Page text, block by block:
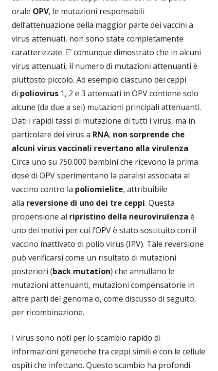
orale OPV, le mutazioni responsabili
dell’attenuazione della maggior parte dei vaccini a
virus attenuati, non sono state completamente
caratterizzate. E’ comunque dimostrato che in alcuni
virus attenuati, il numero di mutazioni attenuanti è
piuttosto piccolo. Ad esempio ciascuno dei ceppi
di poliovirus 1, 2 e 3 attenuati in OPV contiene solo
alcune (da due a sei) mutazioni principali attenuanti.
Dati i rapidi tassi di mutazione di tutti i virus, ma in
particolare dei virus a RNA, non sorprende che
alcuni virus vaccinali revertano alla virulenza.
Circa uno su 750.000 bambini che ricevono la prima
dose di OPV sperimentano la paralisi associata al
vaccino contro la poliomielite, attribuibile
alla reversione di uno dei tre ceppi. Questa
propensione al ripristino della neurovirulenza è
uno dei motivi per cui l’OPV è stato sostituito con il
vaccino inattivato di polio virus (IPV). Tale reversione
può verificarsi come un risultato di mutazioni
posteriori (back mutation) che annullano le
mutazioni attenuanti, mutazioni compensatorie in
altre parti del genoma o, come discusso di seguito,
per ricombinazione.
I virus sono noti per lo scambio rapido di
informazioni genetiche tra ceppi simili e con le cellule
ospiti che infettano. Questo scambio ha profondi